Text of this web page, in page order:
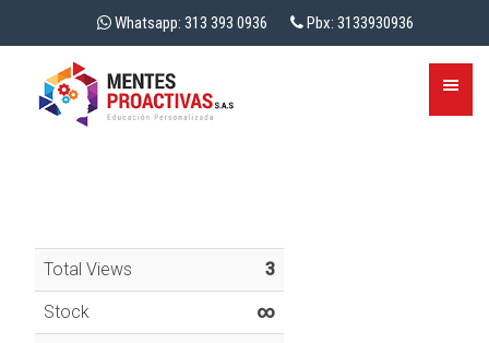
Whatsapp: 313 393 0936 Pbx: 3133930936
Total Views 3
Stock ∞